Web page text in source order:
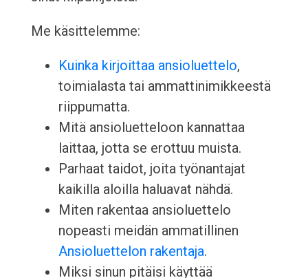
Me käsittelemme:
Kuinka kirjoittaa ansioluettelo,
toimialasta tai ammattinimikkeestä
riippumatta.
Mitä ansioluetteloon kannattaa
laittaa, jotta se erottuu muista.
Parhaat taidot, joita työnantajat
kaikilla aloilla haluavat nähdä.
Miten rakentaa ansioluettelo
nopeasti meidän ammatillinen
Ansioluettelon rakentaja.
Miksi sinun pitäisi käyttää